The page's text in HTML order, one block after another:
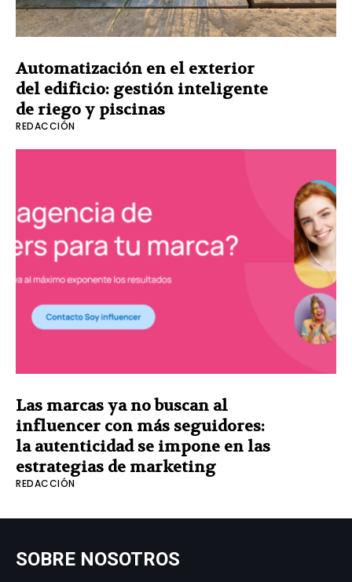
Automatización en el exterior
del edificio: gestión inteligente
de riego y piscinas
REDACCIÓN
Las marcas ya no buscan al
influencer con más seguidores:
la autenticidad se impone en las
estrategias de marketing
REDACCIÓN
SOBRE NOSOTROS